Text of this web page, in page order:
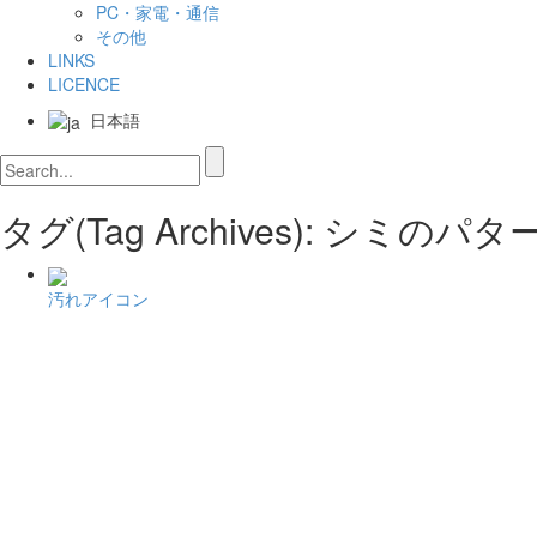
PC・家電・通信
その他
LINKS
LICENCE
日本語
タグ(Tag Archives): シミのパタ
汚れアイコン